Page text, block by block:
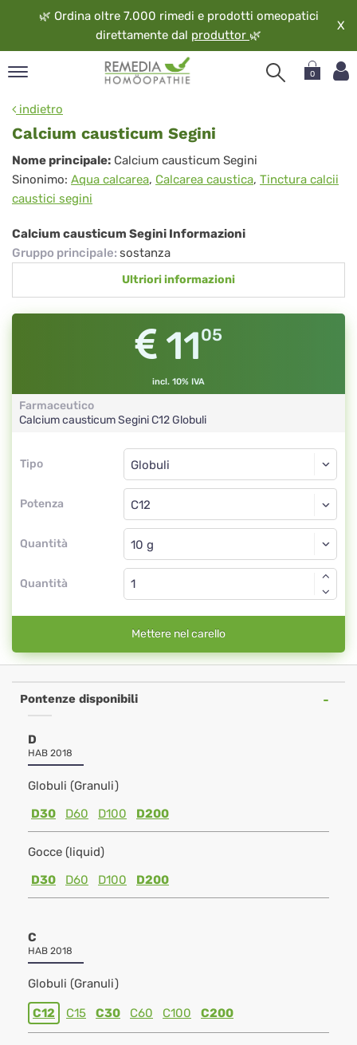
🌿 Ordina oltre 7.000 rimedi e prodotti omeopatici
direttamente dal produttor 🌿
X
0
indietro
Calcium causticum Segini
Calcium
causticum
Segini
Nome principale: Calcium causticum Segini
Sinonimo: Aqua calcarea, Calcarea caustica, Tinctura calcii
caustici segini
Calcium causticum Segini Informazioni
Gruppo principale: sostanza
Ultriori informazioni
1105
incl. 10% IVA
Farmaceutico
Calcium causticum SeginiC12Globuli
Tipo
Tipo
Potenza
Globuli
C12
Quantità
Globuli
Quantità
Mettere nel carello
Pontenze disponibili
D
HAB 2018
Globuli (Granuli)
D30
D60 D100 D200
Gocce (liquid)
D30
D60 D100 D200
C
HAB 2018
Globuli (Granuli)
C12 C15 C30 C60 C100 C200